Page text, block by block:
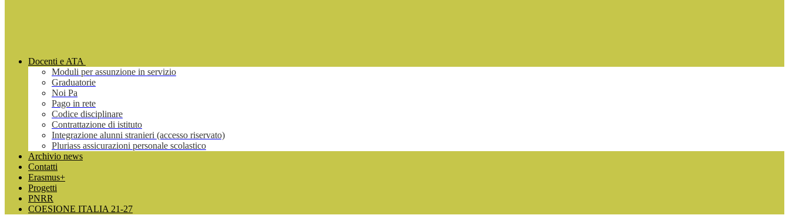
Docenti e ATA
Moduli per assunzione in servizio
Graduatorie
Noi Pa
Pago in rete
Codice disciplinare
Contrattazione di istituto
Integrazione alunni stranieri (accesso riservato)
Pluriass assicurazioni personale scolastico
Archivio news
Contatti
Erasmus+
Progetti
PNRR
COESIONE ITALIA 21-27